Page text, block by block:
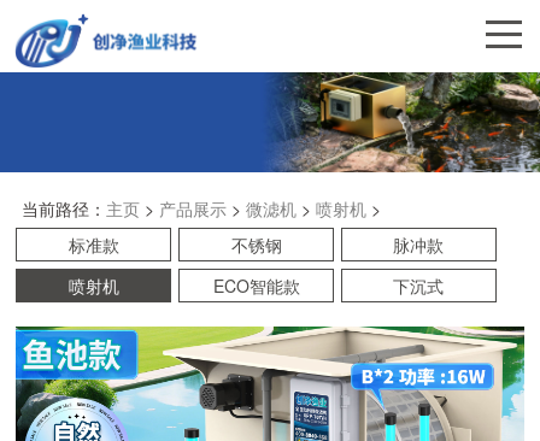
当前路径： 主页> 产品展示> 微滤机> 喷射机>
标准款
不锈钢
脉冲款
喷射机
ECO智能款 下沉式